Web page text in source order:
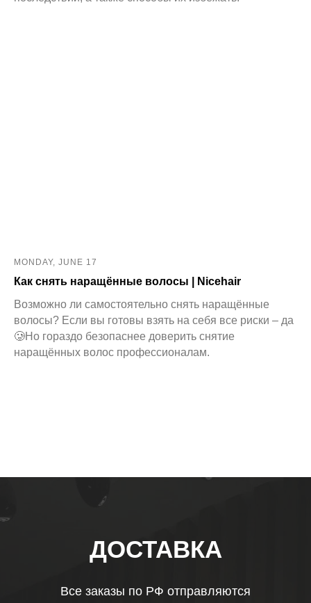
MONDAY, JUNE 17
Как снять наращённые волосы | Nicehair
Возможно ли самостоятельно снять наращённые
волосы? Если вы готовы взять на себя все риски – да
🥲Но гораздо безопаснее доверить снятие
наращённых волос профессионалам.
ДОСТАВКА
Все заказы по РФ отправляются